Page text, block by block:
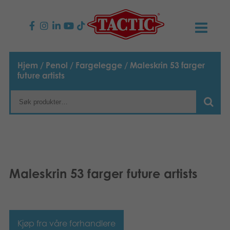
PRODUKTER
Barnespill
Familiespill
TACTIC
Media
Hjem / Penol / Fargelegge / Maleskrin 53 farger
future artists
Maleskrin 53 farger future artists
Kjøp fra våre forhandlere